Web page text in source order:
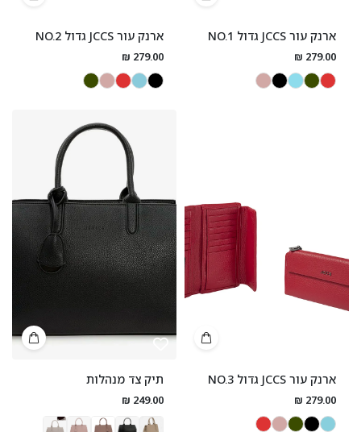
ארנק עור JCCS גדול NO.1
279.00 ₪
ארנק עור JCCS גדול NO.2
279.00 ₪
ארנק עור JCCS גדול NO.3
279.00 ₪
תיק צד מנהלות
249.00 ₪